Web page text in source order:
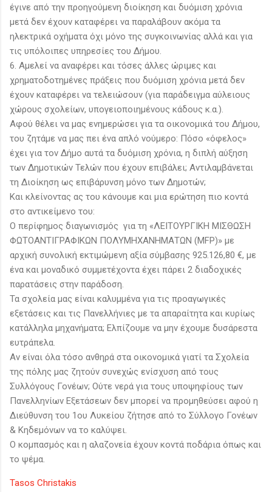
έγινε από την προηγούμενη διοίκηση και δυόμιση χρόνια
μετά δεν έχουν καταφέρει να παραλάβουν ακόμα τα
ηλεκτρικά οχήματα όχι μόνο της συγκοινωνίας αλλά και για
τις υπόλοιπες υπηρεσίες του Δήμου.
6. Αμελεί να αναφέρει και τόσες άλλες ώριμες και
χρηματοδοτημένες πράξεις που δυόμιση χρόνια μετά δεν
έχουν καταφέρει να τελειώσουν (για παράδειγμα αύλειους
χώρους σχολείων, υπογειοποιημένους κάδους κ.α.).
Αφού θέλει να μας ενημερώσει για τα οικονομικά του Δήμου,
του ζητάμε να μας πει ένα απλό νούμερο: Πόσο «όφελος»
έχει για τον Δήμο αυτά τα δυόμιση χρόνια, η διπλή αύξηση
των Δημοτικών Τελών που έχουν επιβάλει; Αντιλαμβάνεται
τη Διοίκηση ως επιβάρυνση μόνο των Δημοτών;
Και κλείνοντας ας του κάνουμε και μια ερώτηση πιο κοντά
στο αντικείμενο του:
Ο περίφημος διαγωνισμός για τη «ΛΕΙΤΟΥΡΓΙΚΗ ΜΙΣΘΩΣΗ
ΦΩΤΟΑΝΤΙΓΡΑΦΙΚΩΝ ΠΟΛΥΜΗΧΑΝΗΜΑΤΩΝ (MFP)» με
αρχική συνολική εκτιμώμενη αξία σύμβασης 925.126,80 €, με
ένα και μοναδικό συμμετέχοντα έχει πάρει 2 διαδοχικές
παρατάσεις στην παράδοση.
Τα σχολεία μας είναι καλυμμένα για τις προαγωγικές
εξετάσεις και τις Πανελλήνιες με τα απαραίτητα και κυρίως
κατάλληλα μηχανήματα; Ελπίζουμε να μην έχουμε δυσάρεστα
ευτράπελα.
Αν είναι όλα τόσο ανθηρά στα οικονομικά γιατί τα Σχολεία
της πόλης μας ζητούν συνεχώς ενίσχυση από τους
Συλλόγους Γονέων; Ούτε νερά για τους υποψηφίους των
Πανελληνίων Εξετάσεων δεν μπορεί να προμηθεύσει αφού η
Διεύθυνση του 1ου Λυκείου ζήτησε από το Σύλλογο Γονέων
& Κηδεμόνων να το καλύψει.
Ο κομπασμός και η αλαζονεία έχουν κοντά ποδάρια όπως και
το ψέμα.
Tasos Christakis